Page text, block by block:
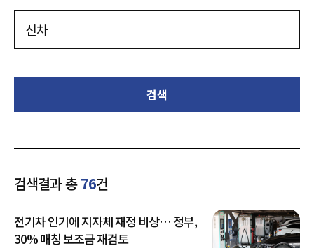
검색
검색결과 총76건
전기차 인기에 지자체 재정 비상… 정부,
30% 매칭 보조금 재검토